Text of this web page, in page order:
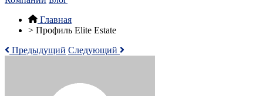
Главная
> Профиль Elite Estate
Предыдущий Следующий